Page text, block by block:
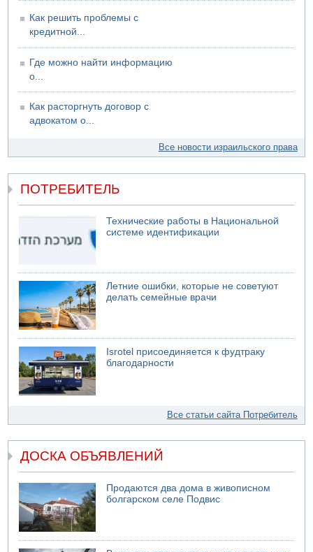
финансовый кризис за многие годы
09.08.2026 13:29
ребенок утонул, упав в бассейн
возвращение в Израиль
08.08.2026 14:43
местности недалеко от Реховота
Как решить проблемы с
кредитной...
Где можно найти информацию
о...
Как расторгнуть договор с
адвокатом о...
Все новости израильского права
ПОТРЕБИТЕЛЬ
Технические работы в Национальной
системе идентификации
Летние ошибки, которые не советуют
делать семейные врачи
Isrotel присоединяется к фудтраку
благодарности
Все статьи сайта Потребитель
ДОСКА ОБЪЯВЛЕНИЙ
Продаются два дома в живописном
болгарском селе Подвис